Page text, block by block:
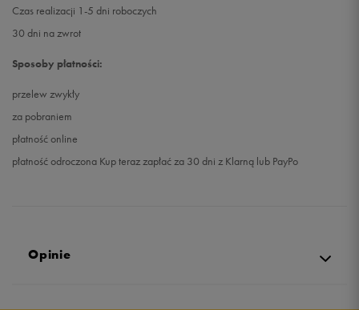
Czas realizacji 1-5 dni roboczych
30 dni na zwrot
Sposoby płatności:
przelew zwykły
za pobraniem
płatność online
płatność odroczona Kup teraz zapłać za 30 dni z Klarną lub PayPo
Opinie